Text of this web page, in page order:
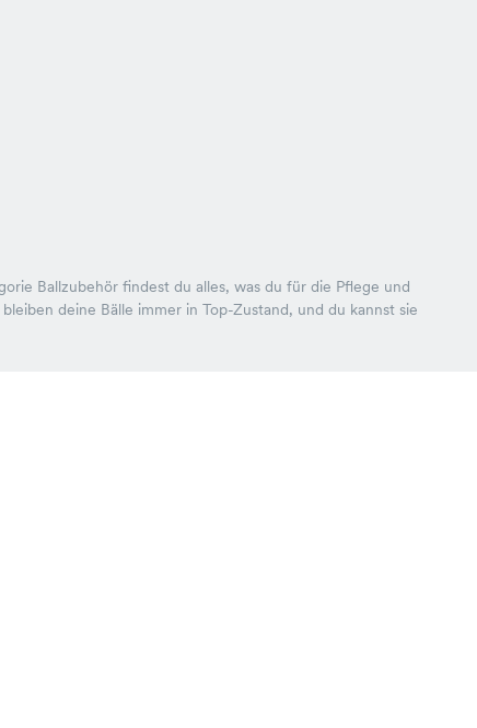
Ballzubehör findest du alles, was du für die Pflege und
deine Bälle immer in Top-Zustand, und du kannst sie